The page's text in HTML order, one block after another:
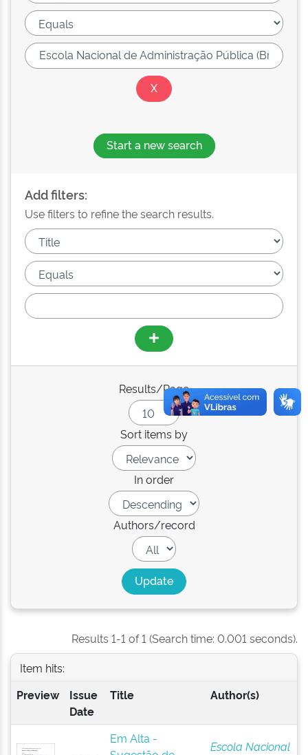
Start a new search
Add filters:
Use filters to refine the search results.
Results/Page
Sort items by
In order
Authors/record
Results 1-1 of 1 (Search time: 0.001 seconds).
Item hits:
Preview
Issue
Date
Title Author(s)
Em Alta -
Escola Nacional